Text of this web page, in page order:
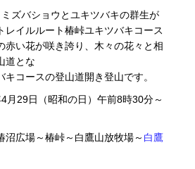
ズバショウとユキツバキの群生が
レイルルート椿峠ユキツバキコース
赤い花が咲き誇り、木々の花々と相
道とな
キコースの登山道開き登山です。
4月29日（昭和の日）午前8時30分～
沼広場～椿峠～白鷹山放牧場～ 白鷹